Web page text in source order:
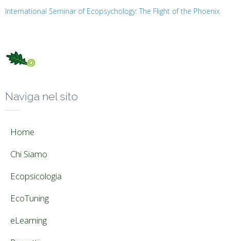
International Seminar of Ecopsychology: The Flight of the Phoenix
Naviga nel sito
Home
Chi Siamo
Ecopsicologia
EcoTuning
eLearning